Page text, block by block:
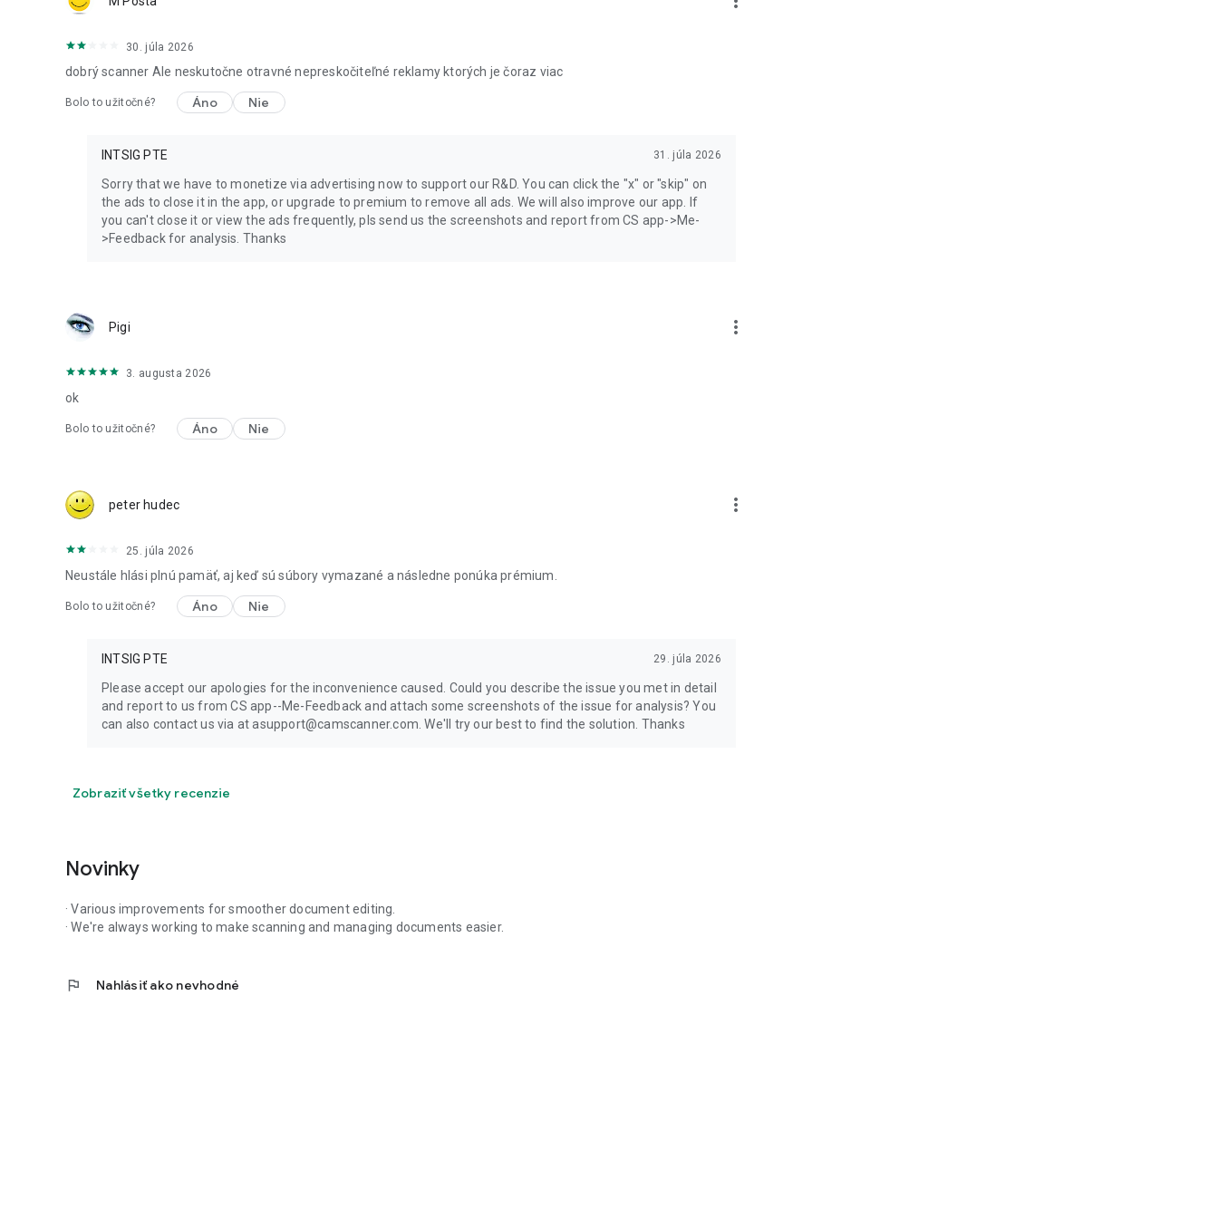
Sledujte nás na Twitteru: @CamScanner
Sledujte nás na Google+: CamScanner
30. júla 2026
dobrý scanner Ale neskutočne otravné nepreskočiteľné reklamy ktorých je čoraz viac
Bolo to užitočné? Áno Nie
INTSIG PTE 31. júla 2026
Sorry that we have to monetize via advertising now to support our R&D. You can click the "x" or "skip" on
the ads to close it in the app, or upgrade to premium to remove all ads. We will also improve our app. If
you can't close it or view the ads frequently, pls send us the screenshots and report from CS app->Me-
>Feedback for analysis. Thanks
Pigi more_vert
3. augusta 2026
ok
Bolo to užitočné? Áno Nie
peter hudec more_vert
25. júla 2026
Neustále hlási plnú pamäť, aj keď sú súbory vymazané a následne ponúka prémium.
Bolo to užitočné? Áno Nie
INTSIG PTE 29. júla 2026
Please accept our apologies for the inconvenience caused. Could you describe the issue you met in detail
and report to us from CS app--Me-Feedback and attach some screenshots of the issue for analysis? You
can also contact us via at asupport@camscanner.com. We'll try our best to find the solution. Thanks
Zobraziť všetky recenzie
Novinky
· Various improvements for smoother document editing.
· We're always working to make scanning and managing documents easier.
flag Nahlásiť ako nevhodné